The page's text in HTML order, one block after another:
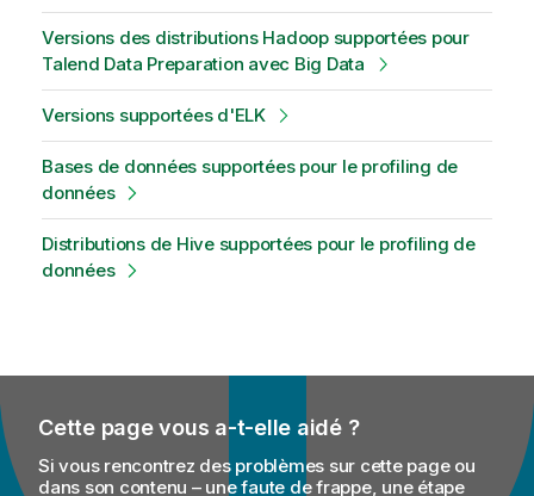
Versions des distributions Hadoop supportées pour
Talend Data Preparation avec Big Data
Versions supportées d'ELK
Bases de données supportées pour le profiling de
données
Distributions de Hive supportées pour le profiling de
données
Cette page vous a-t-elle aidé ?
Si vous rencontrez des problèmes sur cette page ou
dans son contenu – une faute de frappe, une étape